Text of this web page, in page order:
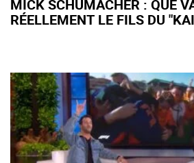
MICK SCHUMACHER : QUE
RÉELLEMENT LE FILS DU